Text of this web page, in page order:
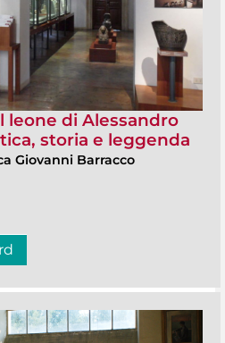
leone di Alessandro
storia e leggenda
Giovanni Barracco